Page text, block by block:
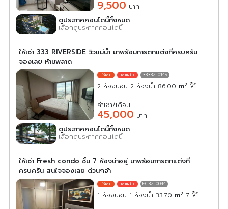
9,500 บาท
ดูประกาศคอนโดนี้ทั้งหมด
เลือกดูประกาศคอนโดนี้
ให้เช่า 333 RIVERSIDE วิวแม่น้ำ มาพร้อมการตกแต่งที่ครบครัน
จองเลย ห้ามพลาด
33332-0149
2 ห้องนอน 2 ห้องน้ำ 86.00 m2
ค่าเช่า/เดือน
45,000 บาท
ดูประกาศคอนโดนี้ทั้งหมด
เลือกดูประกาศคอนโดนี้
ให้เช่า Fresh condo ชั้น 7 ห้องน่าอยู่ มาพร้อมการตกแต่งที่
ครบครัน สนใจจองเลย ด่วนๆจ้า
FC32-0044
1 ห้องนอน 1 ห้องน้ำ 33.70 m2 7